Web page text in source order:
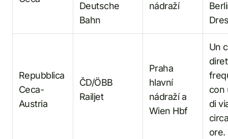
Deutsche
Bahn
nádraží
Repubblica
Ceca-
Austria
ČD/ÖBB
Railjet
Praha
hlavní
nádraží a
Wien Hbf
Un
con
di
ore.